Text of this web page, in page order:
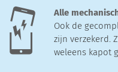
Alle
Ook de
zijn verzekerd.
weleens kapot